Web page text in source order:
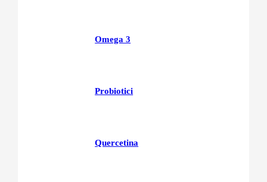
Omega 3
Probiotici
Quercetina